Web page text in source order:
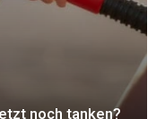
noch tanken?